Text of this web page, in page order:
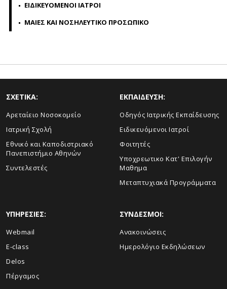
ΕΙΔΙΚΕΥΟΜΕΝΟΙ ΙΑΤΡΟΙ
ΜΑΙΕΣ ΚΑΙ ΝΟΣΗΛΕΥΤΙΚΟ ΠΡΟΣΩΠΙΚΟ
ΣΧΕΤΙΚΑ:
Αρεταίειο Νοσοκομείο
Ιατρική Σχολή
Εθνικό και Καποδιστριακό
Πανεπιστήμιο Αθηνών
Συντελεστές
ΕΚΠΑΙΔΕΥΣΗ:
Οδηγός Ιατρικής Εκπαίδευσης
Ειδικευόμενοι Ιατροί
Φοιτητές
Υποχρεωτικο Κατ' Επιλογήν
Μαθημα
Μεταπτυχιακά Προγράμματα
ΥΠΗΡΕΣΙΕΣ:
Webmail
E-class
Delos
Πέργαμος
ΣΥΝΔΕΣΜΟΙ:
Ανακοινώσεις
Ημερολόγιο Εκδηλώσεων